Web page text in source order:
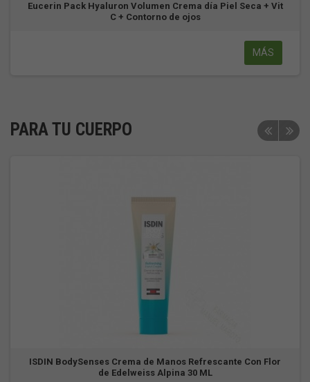
Eucerin Pack Hyaluron Volumen Crema día Piel Seca + Vit
C + Contorno de ojos
MÁS
PARA TU CUERPO
ISDIN BodySenses Crema de Manos Refrescante Con Flor
de Edelweiss Alpina 30 ML